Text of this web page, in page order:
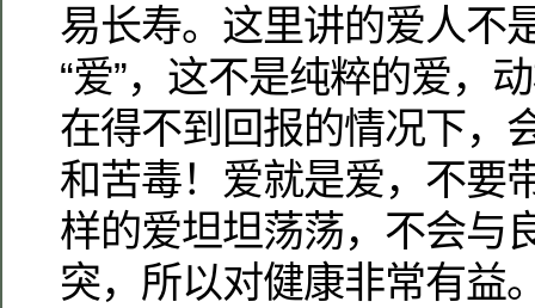
易长寿。这里讲的爱人不
“爱”，这不是纯粹的爱，
在得不到回报的情况下，
和苦毒！爱就是爱，不要
样的爱坦坦荡荡，不会与
突，所以对健康非常有益